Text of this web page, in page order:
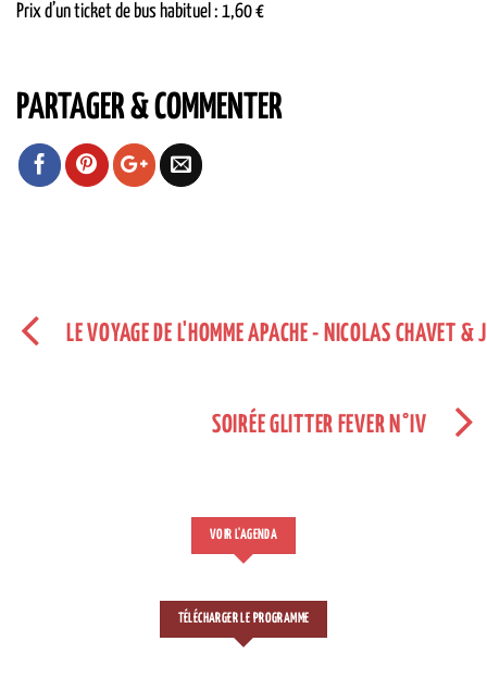
Prix d’un ticket de bus habituel : 1,60 €
PARTAGER & COMMENTER
LE VOYAGE DE L'HOMME APACHE - NICOLAS CHAVET &
SOIRÉE GLITTER FEVER N°IV
VOIR L'AGENDA
TÉLÉCHARGER LE PROGRAMME